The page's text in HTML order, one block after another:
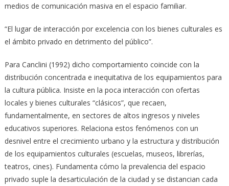
medios de comunicación masiva en el espacio familiar.
“El lugar de interacción por excelencia con los bienes culturales es
el ámbito privado en detrimento del público”.
Para Canclini (1992) dicho comportamiento coincide con la
distribución concentrada e inequitativa de los equipamientos para
la cultura pública. Insiste en la poca interacción con ofertas
locales y bienes culturales “clásicos”, que recaen,
fundamentalmente, en sectores de altos ingresos y niveles
educativos superiores. Relaciona estos fenómenos con un
desnivel entre el crecimiento urbano y la estructura y distribución
de los equipamientos culturales (escuelas, museos, librerías,
teatros, cines). Fundamenta cómo la prevalencia del espacio
privado suple la desarticulación de la ciudad y se distancian cada